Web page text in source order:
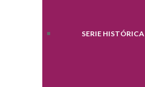
SERIE HISTÓRICA